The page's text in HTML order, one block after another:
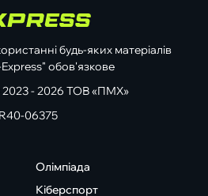
будь-яких матеріалів
обов'язкове
2023 - 2026 ТОВ «ПМХ»
06375
Олімпіада
Кіберспорт